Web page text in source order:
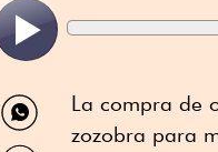
Compartir
por
WhatsApp
La compra de
zozobra para